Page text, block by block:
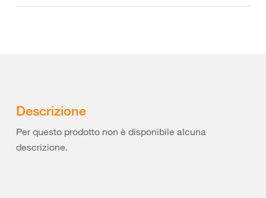
Descrizione
Per questo prodotto non è disponibile alcuna
descrizione.